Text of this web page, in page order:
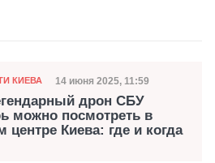
КИЕВА Дата публикации
14 июня 2025, 11:59
дрон СБУ
можно посмотреть в
центре Киева: где и когда